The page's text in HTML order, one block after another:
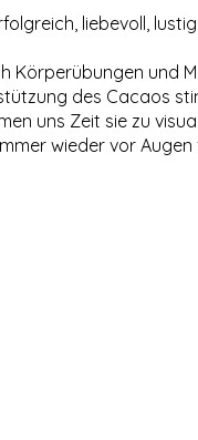
liebevoll,
Körperübungen und
des Cacaos
uns Zeit sie zu
wieder vor